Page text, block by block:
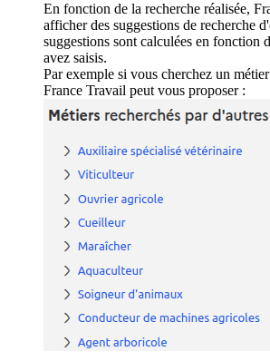
En fonction de la recherche réalisée,
afficher des suggestions de recherche
suggestions sont calculées en fonction
avez saisis.
Par exemple si vous cherchez un
France Travail peut vous proposer :